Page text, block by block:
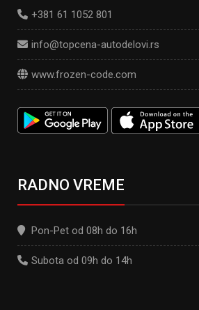
+381 61 1052 801
info@topcena-autodelovi.rs
www.frozen-code.com
RADNO VREME
Pon-Pet od 08h do 16h
Subota od 09h do 14h